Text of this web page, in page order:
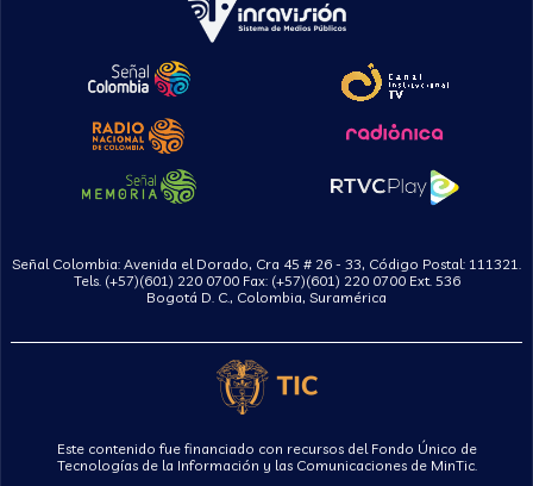
Señal Colombia: Avenida el Dorado, Cra 45 # 26 - 33, Código Postal: 111321.
Tels. (+57)(601) 220 0700 Fax: (+57)(601) 220 0700 Ext. 536
Bogotá D. C., Colombia, Suramérica
Este contenido fue financiado con recursos del Fondo Único de
Tecnologías de la Información y las Comunicaciones de MinTic.